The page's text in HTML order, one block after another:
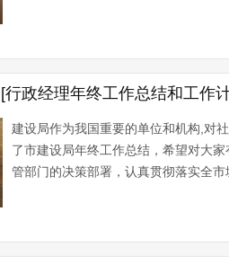
[行政经理年终工作总结和工作
建设局作为我国重要的单位和机构,对
了市建设局年终工作总结，希望对大
管部门的决策部署，认真贯彻落实全